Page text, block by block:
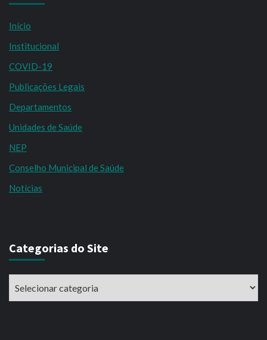
Início
Institucional
COVID-19
Publicações Legais
Departamentos
Unidades de Saúde
NEP
Conselho Municipal de Saúde
Notícias
Categorias do Site